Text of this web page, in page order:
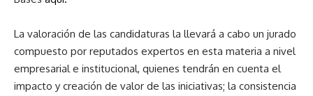
La valoración de las candidaturas la llevará a cabo un jurado
compuesto por reputados expertos en esta materia a nivel
empresarial e institucional, quienes tendrán en cuenta el
impacto y creación de valor de las iniciativas; la consistencia